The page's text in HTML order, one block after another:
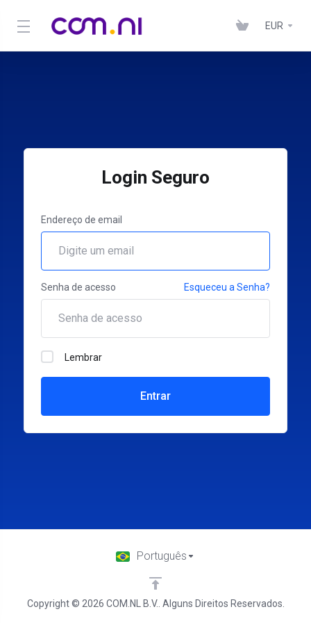
EUR
Login Seguro
Endereço de email
Senha de acesso Esqueceu a Senha?
Lembrar
Entrar
Copyright © 2026 COM.NL B.V.. Alguns Direitos Reservados.
Português